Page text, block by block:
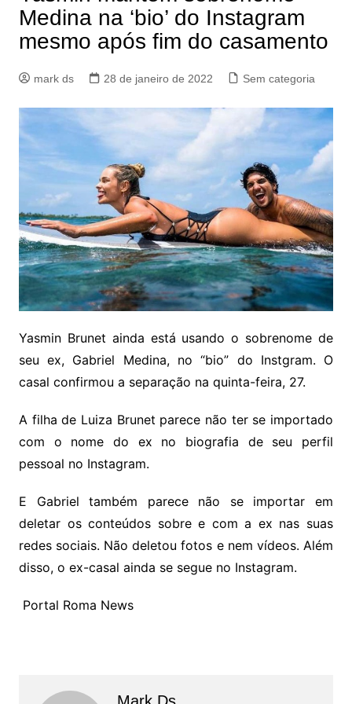
Medina na ‘bio’ do Instagram
mesmo após fim do casamento
mark ds 28 de janeiro de 2022 Sem categoria
Yasmin Brunet ainda está usando o sobrenome de
seu ex, Gabriel Medina, no “bio” do Instgram. O
casal confirmou a separação na quinta-feira, 27.
A filha de Luiza Brunet parece não ter se importado
com o nome do ex no biografia de seu perfil
pessoal no Instagram.
E Gabriel também parece não se importar em
deletar os conteúdos sobre e com a ex nas suas
redes sociais. Não deletou fotos e nem vídeos. Além
disso, o ex-casal ainda se segue no Instagram.
Portal Roma News